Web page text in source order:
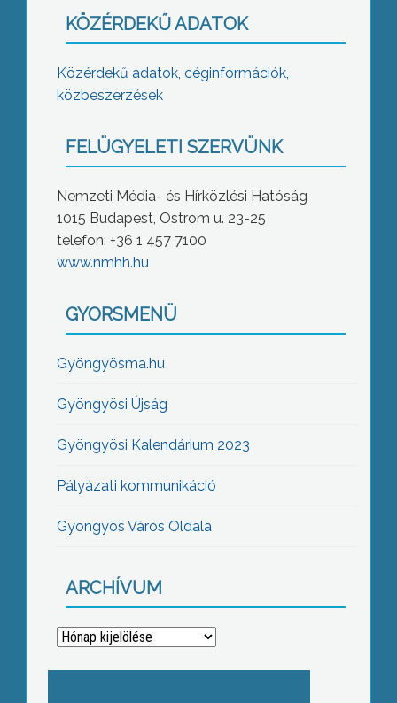
KÖZÉRDEKŰ ADATOK
Közérdekű adatok, céginformációk,
közbeszerzések
FELÜGYELETI SZERVÜNK
Nemzeti Média- és Hírközlési Hatóság
1015 Budapest, Ostrom u. 23-25
telefon: +36 1 457 7100
www.nmhh.hu
GYORSMENÜ
Gyöngyösma.hu
Gyöngyösi Újság
Gyöngyösi Kalendárium 2023
Pályázati kommunikáció
Gyöngyös Város Oldala
ARCHÍVUM
Archívum